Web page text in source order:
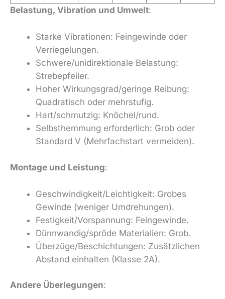
Belastung, Vibration und Umwelt:
Starke Vibrationen: Feingewinde oder
Verriegelungen.
Schwere/unidirektionale Belastung:
Strebepfeiler.
Hoher Wirkungsgrad/geringe Reibung:
Quadratisch oder mehrstufig.
Hart/schmutzig: Knöchel/rund.
Selbsthemmung erforderlich: Grob oder
Standard V (Mehrfachstart vermeiden).
Montage und Leistung:
Geschwindigkeit/Leichtigkeit: Grobes
Gewinde (weniger Umdrehungen).
Festigkeit/Vorspannung: Feingewinde.
Dünnwandig/spröde Materialien: Grob.
Überzüge/Beschichtungen: Zusätzlichen
Abstand einhalten (Klasse 2A).
Andere Überlegungen: